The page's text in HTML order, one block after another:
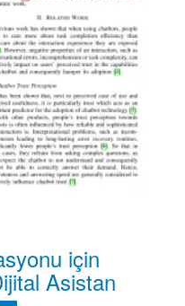
için
Asistan